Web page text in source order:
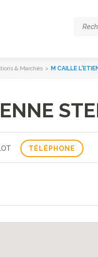
& Marchés > M CAILLE
TÉLÉPHONE